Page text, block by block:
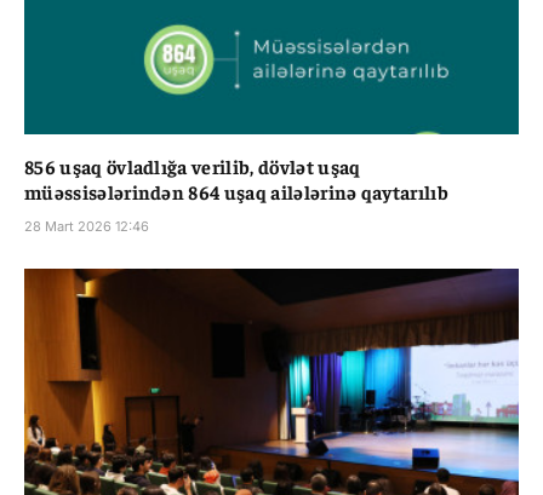
856 uşaq övladlığa verilib, dövlət uşaq
müəssisələrindən 864 uşaq ailələrinə qaytarılıb
28 Mart 2026 12:46